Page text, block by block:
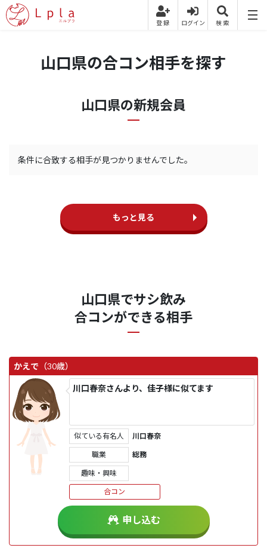
山口県の合コン相手を探す
山口県の新規会員
条件に合致する相手が見つかりませんでした。
もっと見る
山口県でサシ飲み
合コンができる相手
かえで （30歳）
川口春奈さんより、佳子様に似てます
似ている有名人 川口春奈
職業 総務
趣味・興味
合コン
申し込む